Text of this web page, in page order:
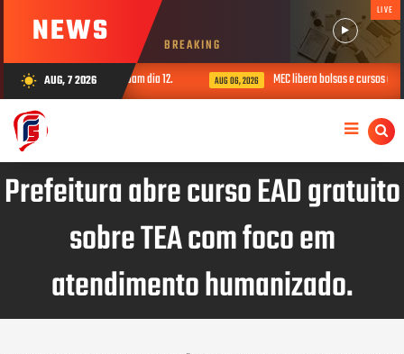
NEWS BREAKING
LIVE
wb_sunny AUG, 7 2026
EaD; inscrições acabam dia 12. AUG 06, 2026 MEC libera bolsas e cursos
Prefeitura abre curso EAD gratuito
sobre TEA com foco em
atendimento humanizado.